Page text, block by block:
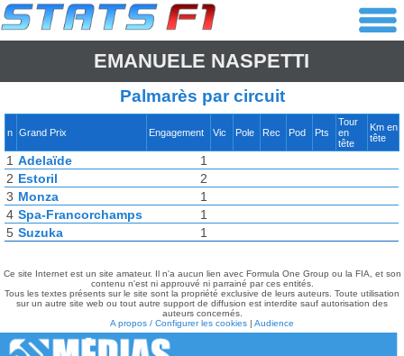
EMANUELE NASPETTI
Palmarès par circuit
n Grand Prix Engagement Vic Pole Rec Pod Pts
Tour
en
tête
Km en
tête
1 Adelaïde
1
2 Estoril
2
3 Monza
1
4 Spa-Francorchamps
1
5 Suzuka 1
Ce site Internet est un site amateur. Il n'a aucun lien avec Formula One Group ou la FIA, et son
contenu n'est ni approuvé ni parrainé par ces entités.
Tous les textes présents sur le site sont la propriété exclusive de leurs auteurs. Toute utilisation
sur un autre site web ou tout autre support de diffusion est interdite sauf autorisation des
auteurs concernés.
A propos / Configurer les cookies | Audience